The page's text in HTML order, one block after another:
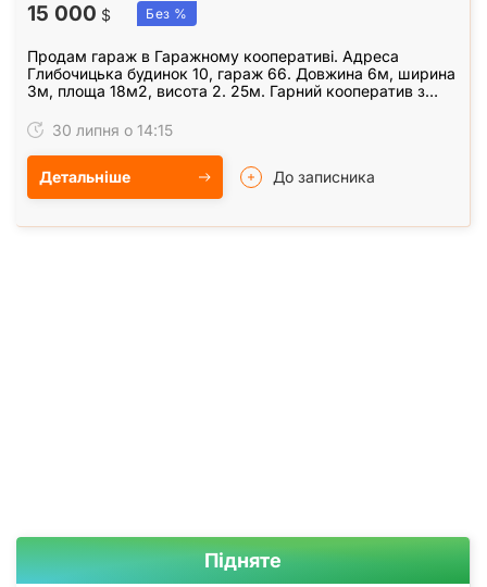
15 000 $ Без %
Продам гараж в Гаражному кооперативі. Адреса
Глибочицька будинок 10, гараж 66. Довжина 6м, ширина
3м, площа 18м2, висота 2. 25м. Гарний кооператив з
30 липня о 14:15
Детальніше До записника
Підняте